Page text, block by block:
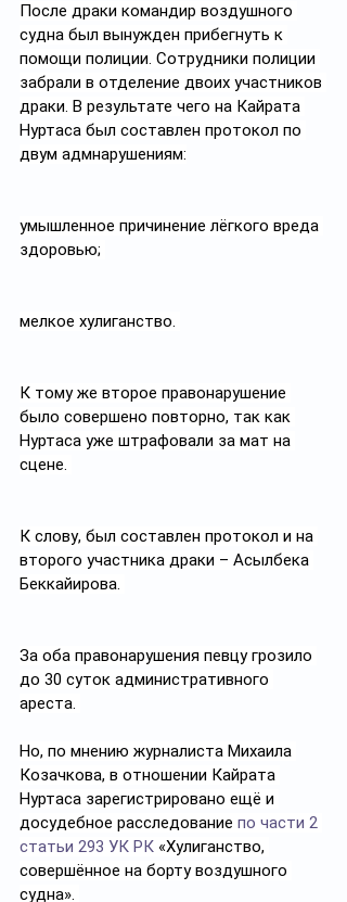
После драки командир воздушного
судна был вынужден прибегнуть к
помощи полиции. Сотрудники полиции
забрали в отделение двоих участников
драки. В результате чего на Кайрата
Нуртаса был составлен протокол по
двум адмнарушениям:
умышленное причинение лёгкого вреда
здоровью;
мелкое хулиганство.
К тому же второе правонарушение
было совершено повторно, так как
Нуртаса уже штрафовали за мат на
сцене.
К слову, был составлен протокол и на
второго участника драки – Асылбека
Беккайирова.
За оба правонарушения певцу грозило
до 30 суток административного
ареста.
Но, по мнению журналиста Михаила
Козачкова, в отношении Кайрата
Нуртаса зарегистрировано ещё и
досудебное расследование по части 2
статьи 293 УК РК «Хулиганство,
совершённое на борту воздушного
судна».